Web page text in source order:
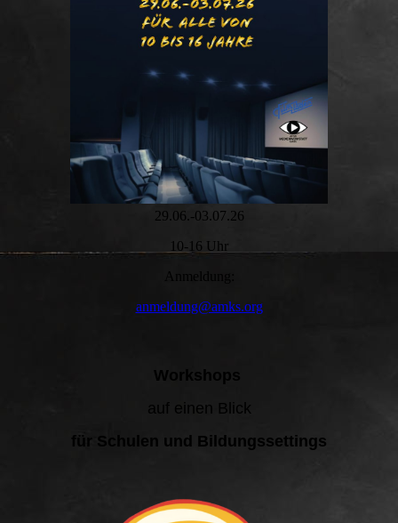
29.06.-03.07.26
10-16 Uhr
Anmeldung:
anmeldung@amks.org
Workshops
auf einen Blick
für Schulen und Bildungssettings